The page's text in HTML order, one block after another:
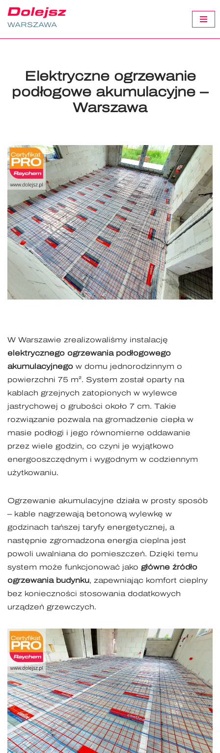
Przejdź
do
WARSZAWA
Elektryczne ogrzewanie
podłogowe akumulacyjne –
Warszawa
W Warszawie zrealizowaliśmy instalację
elektrycznego ogrzewania podłogowego
akumulacyjnego w domu jednorodzinnym o
powierzchni 75 m². System został oparty na
kablach grzejnych zatopionych w wylewce
jastrychowej o grubości około 7 cm. Takie
rozwiązanie pozwala na gromadzenie ciepła w
masie podłogi i jego równomierne oddawanie
przez wiele godzin, co czyni je wyjątkowo
energooszczędnym i wygodnym w codziennym
użytkowaniu.
Ogrzewanie akumulacyjne działa w prosty sposób
– kable nagrzewają betonową wylewkę w
godzinach tańszej taryfy energetycznej, a
następnie zgromadzona energia cieplna jest
powoli uwalniana do pomieszczeń. Dzięki temu
system może funkcjonować jako główne źródło
ogrzewania budynku, zapewniając komfort cieplny
bez konieczności stosowania dodatkowych
urządzeń grzewczych.